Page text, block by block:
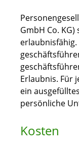
GmbH Co.
Erlaubnis. Für
ein
persönliche
Kosten